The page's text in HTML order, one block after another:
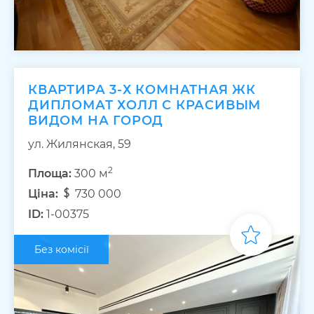
КВАРТИРА 3-Х КОМНАТНАЯ ЖК
ДИПЛОМАТ ХОЛЛ С КРАСИВЫМ
ВИДОМ НА ГОРОД
ул. Жилянская, 59
Площа: 300 м2
Ціна:
730 000
ID: 1-00375
Без комісії